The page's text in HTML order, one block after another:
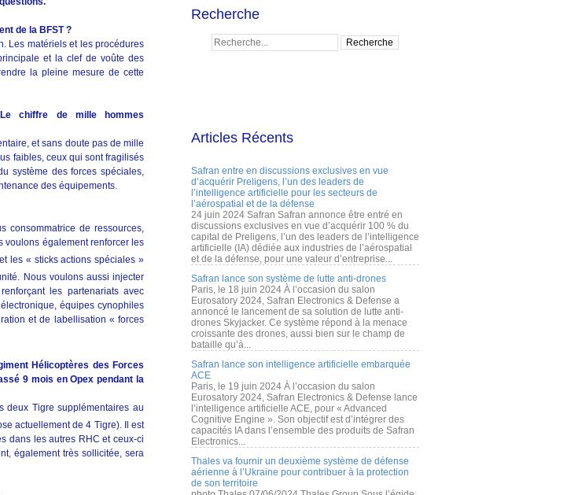
de la BFST ?
Les matériels et les procédures
et la clef de voûte des
la pleine mesure de cette
chiffre de mille hommes
et sans doute pas de mille
faibles, ceux qui sont fragilisés
système des forces spéciales,
des équipements.
consommatrice de ressources,
voulons également renforcer les
les « sticks actions spéciales »
Nous voulons aussi injecter
les partenariats avec
équipes cynophiles
et de labellisation « forces
Hélicoptères des Forces
9 mois en Opex pendant la
deux Tigre supplémentaires au
actuellement de 4 Tigre). Il est
dans les autres RHC et ceux-ci
également très sollicitée, sera
Recherche
Articles Récents
Safran entre en discussions exclusives en vue
d’acquérir Preligens, l’un des leaders de
l’intelligence artificielle pour les secteurs de
l’aérospatial et de la défense
24 juin 2024 Safran Safran annonce être entré en
discussions exclusives en vue d’acquérir 100 % du
capital de Preligens, l’un des leaders de l’intelligence
artificielle (IA) dédiée aux industries de l’aérospatial
et de la défense, pour une valeur d’entreprise...
Safran lance son système de lutte anti-drones
Paris, le 18 juin 2024 À l’occasion du salon
Eurosatory 2024, Safran Electronics & Defense a
annoncé le lancement de sa solution de lutte anti-
drones Skyjacker. Ce système répond à la menace
croissante des drones, aussi bien sur le champ de
bataille qu’à...
Safran lance son intelligence artificielle embarquée
ACE
Paris, le 19 juin 2024 À l’occasion du salon
Eurosatory 2024, Safran Electronics & Defense lance
l’intelligence artificielle ACE, pour « Advanced
Cognitive Engine ». Son objectif est d’intégrer des
capacités IA dans l’ensemble des produits de Safran
Electronics...
Thales va fournir un deuxième système de défense
aérienne à l’Ukraine pour contribuer à la protection
de son territoire